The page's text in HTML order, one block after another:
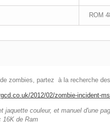
ROM
zombies, partez à la recherche
2012/02/zombie-incident-
jaquette couleur, et manuel d'une
16K de Ram